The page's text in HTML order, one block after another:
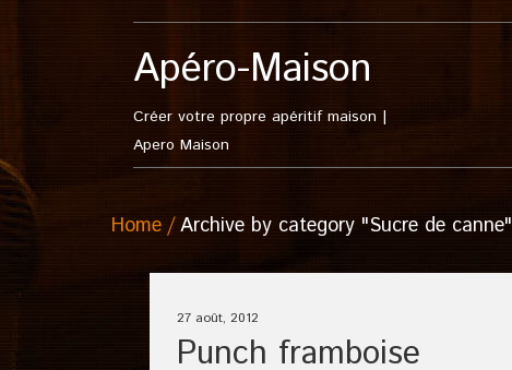
Apéro-Maison
Créer votre propre apéritif maison |
Apero Maison
Home Archive by category "Sucre de canne"
27 août, 2012
Punch framboise